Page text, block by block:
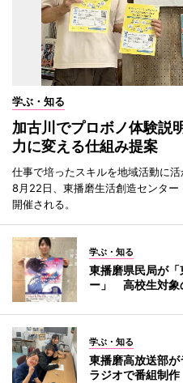
学ぶ・知る
加古川でプロボノ体験
力に変える仕組み提案
仕事で培ったスキルを地域活動に
8月22日、東播磨生活創造センタ
開催される。
学ぶ・知る
東播磨県民局が
ー」 高校生対象
学ぶ・知る
東播磨高放送部
ラジオで番組制作